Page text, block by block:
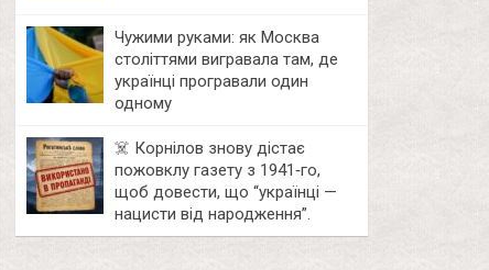
Чужими руками: як Москва
століттями вигравала там, де
українці програвали один
одному
☠️ Корнілов знову дістає
пожовклу газету з 1941‑го,
щоб довести, що “українці —
нацисти від народження”.